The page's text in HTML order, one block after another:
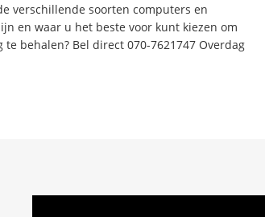
verschillende soorten computers en
en waar u het beste voor kunt kiezen om
behalen? Bel direct 070-7621747 Overdag